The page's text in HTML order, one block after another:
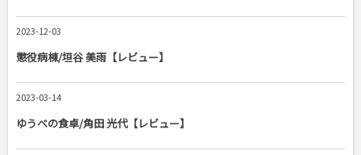
2023-12-03
懲役病棟/垣谷 美雨【レビュー】
2023-03-14
ゆうべの食卓/角田 光代【レビュー】